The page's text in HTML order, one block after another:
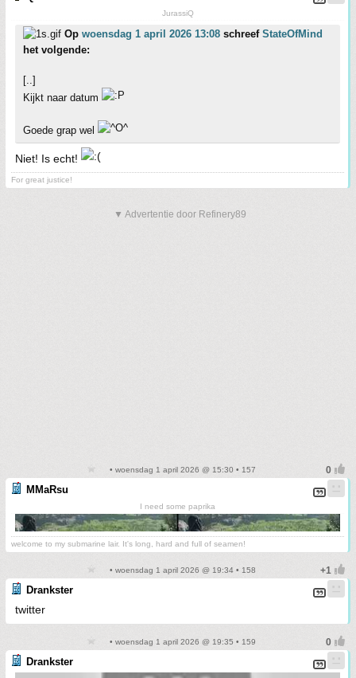
JurassiQ
Op woensdag 1 april 2026 13:08 schreef StateOfMind
het volgende:
[..]
Kijkt naar datum
Goede grap wel
Niet! Is echt!
For great justice!
▼ Advertentie door Refinery89
• woensdag 1 april 2026 @ 15:30 • 157
MMaRsu
I need some paprika
welcome to my submarine lair. It's long, hard and full of seamen!
• woensdag 1 april 2026 @ 19:34 • 158
Drankster
twitter
• woensdag 1 april 2026 @ 19:35 • 159
Drankster